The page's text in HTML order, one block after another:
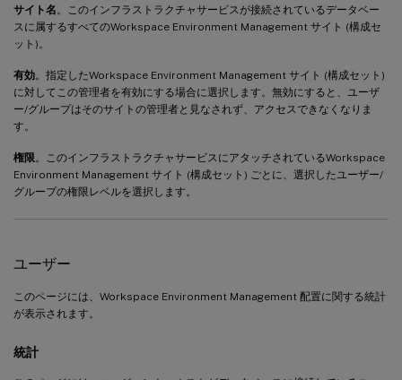
サイト名 。このインフラストラクチャサービスが接続されているデータベー
スに属するすべてのWorkspace Environment Management サイト (構成セ
ット)。
有効。指定したWorkspace Environment Management サイト (構成セット)
に対してこの管理者を有効にする場合に選択します。無効にすると、ユーザ
ー/グループはそのサイトの管理者と見なされず、アクセスできなくなりま
す。
権限 。このインフラストラクチャサービスにアタッチされているWorkspace
Environment Management サイト (構成セット) ごとに、選択したユーザー/
グループの権限レベルを選択します。
ユーザー
このページには、Workspace Environment Management 配置に関する統計
が表示されます。
統計